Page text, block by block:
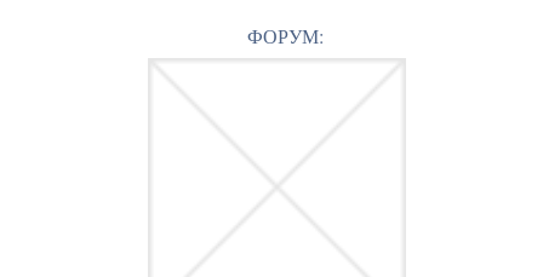
ФОРУМ: